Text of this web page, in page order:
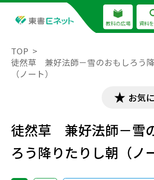
教科の広場 資料
TOP
徒然草 兼好法師－雪のおもしろう
（ノート）
お気
徒然草 兼好法師－雪
ろう降りたりし朝（ノ